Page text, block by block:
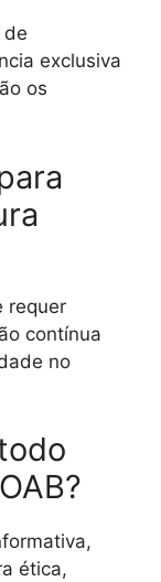
de
exclusiva
os
requer
contínua
no
ética,